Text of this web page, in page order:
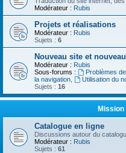
Modérateur : Rubis
Projets et réalisations
Modérateur : Rubis
Sujets : 6
Nouveau site et
Modérateur : Rubis
Sous-forums :
Problèmes
la navigation
Utilisation du
Sujets : 16
Catalogue en ligne
Discussions autour du
Modérateur : Rubis
Sujets : 61